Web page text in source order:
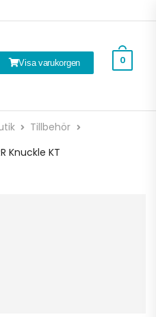
Visa varukorgen 0
Tillbehör
Knuckle KT